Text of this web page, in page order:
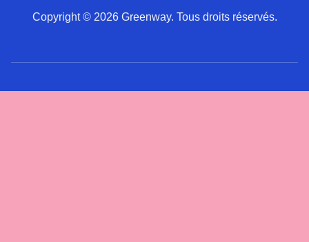
Copyright © 2026 Greenway. Tous droits réservés.